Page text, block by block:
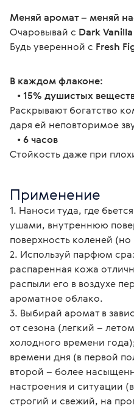
Меняй аромат – меняй
Очаровывай с Dark
Будь уверенной с Fresh
В каждом флаконе:
• 15% душистых
Раскрывают богатство
даря ей неповторимое
• 6 часов
Стойкость даже при
Применение
1. Наноси туда, где
ушами, внутреннюю
поверхность коленей (но
2. Используй парфюм
распаренная кожа
распыли его в воздухе
ароматное облако.
3. Выбирай аромат в
от сезона (легкий –
холодного времени
времени дня (в первой
второй – более
настроения и ситуации
строгий и свежий, на